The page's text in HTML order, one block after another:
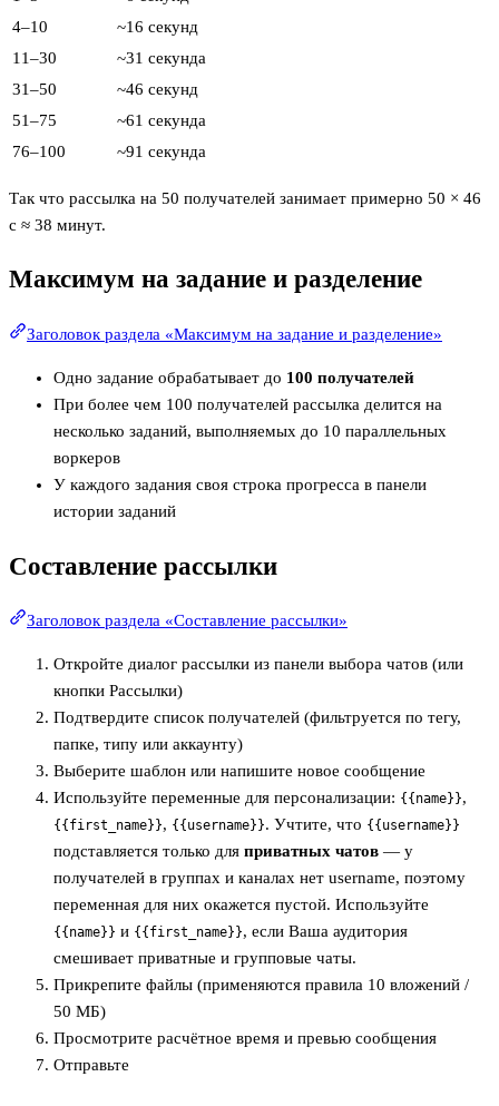
4–10
~16 секунд
11–30
~31 секунда
31–50
~46 секунд
51–75
~61 секунда
76–100
~91 секунда
Так что рассылка на 50 получателей занимает примерно 50 × 46
с ≈ 38 минут.
Максимум на задание и разделение
Заголовок раздела «Максимум на задание и разделение»
Одно задание обрабатывает до 100 получателей
При более чем 100 получателей рассылка делится на
несколько заданий, выполняемых до 10 параллельных
воркеров
У каждого задания своя строка прогресса в панели
истории заданий
Составление рассылки
Заголовок раздела «Составление рассылки»
Откройте диалог рассылки из панели выбора чатов (или
кнопки Рассылки)
Подтвердите список получателей (фильтруется по тегу,
папке, типу или аккаунту)
Выберите шаблон или напишите новое сообщение
Используйте переменные для персонализации: {{name}},
{{first_name}}, {{username}}. Учтите, что {{username}}
подставляется только для приватных чатов — у
получателей в группах и каналах нет username, поэтому
переменная для них окажется пустой. Используйте
{{name}} и {{first_name}}, если Ваша аудитория
смешивает приватные и групповые чаты.
Прикрепите файлы (применяются правила 10 вложений /
50 МБ)
Просмотрите расчётное время и превью сообщения
Отправьте